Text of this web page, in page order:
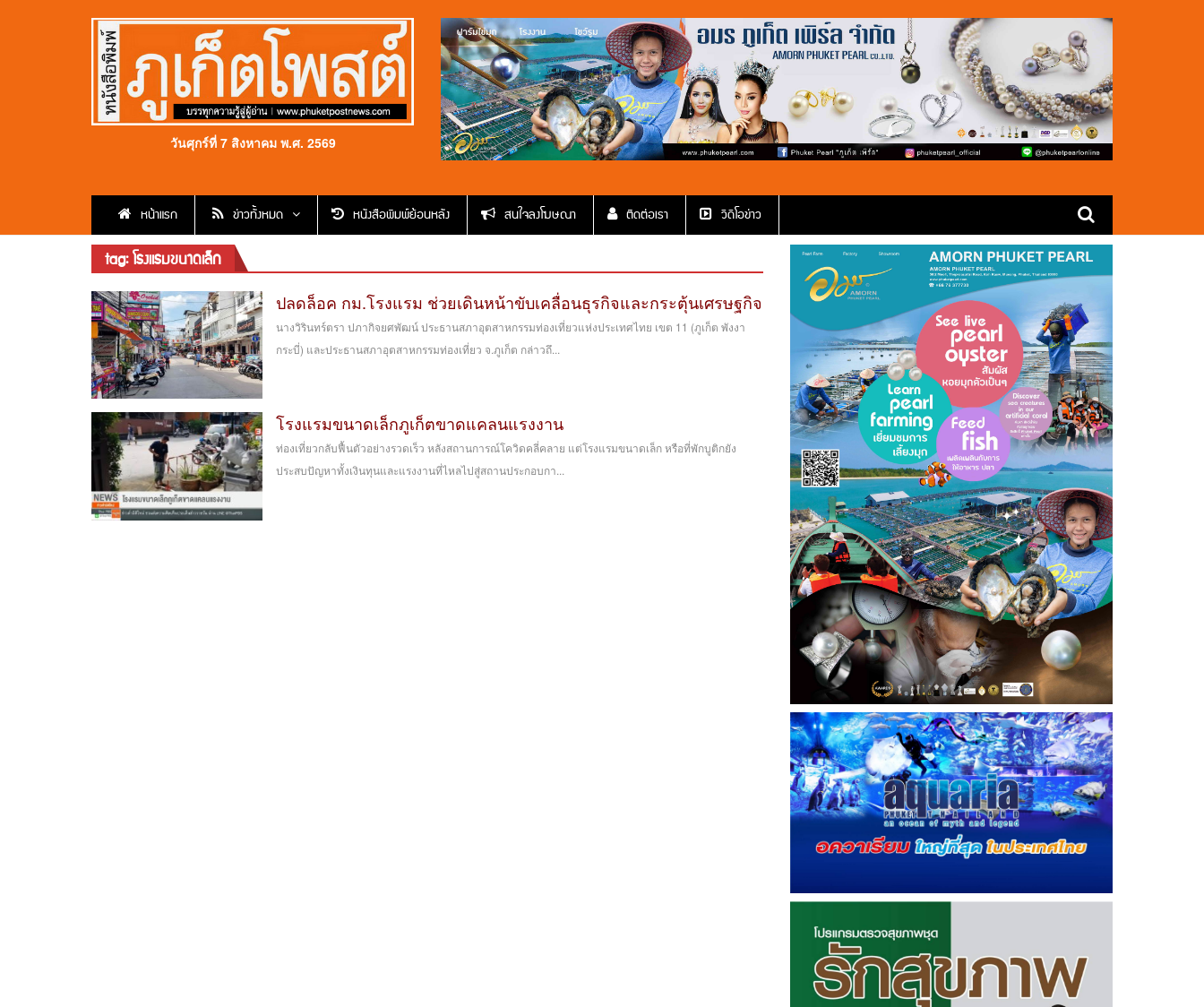
วันศุกร์ที่ 7 สิงหาคม พ.ศ. 2569
หน้าแรก ข่าวทั้งหมด หนังสือพิมพ์ย้อนหลัง สนใจลงโฆษณา ติดต่อเรา วีดีโอข่าว
tag: โรงแรมขนาดเล็ก
ปลดล็อค กม.โรงแรม ช่วยเดินหน้าขับเคลื่อนธุรกิจและกระตุ้นเศรษฐกิจ
นางวิรินทร์ตรา ปภากิจยศพัฒน์ ประธานสภาอุตสาหกรรมท่องเที่ยวแห่งประเทศไทย เขต 11 (ภูเก็ต พังงา
กระบี่) และประธานสภาอุตสาหกรรมท่องเที่ยว จ.ภูเก็ต กล่าวถึ...
โรงแรมขนาดเล็กภูเก็ตขาดแคลนแรงงาน
ท่องเที่ยวกลับฟื้นตัวอย่างรวดเร็ว หลังสถานการณ์โควิดคลี่คลาย แต่โรงแรมขนาดเล็ก หรือที่พักบูติกยัง
ประสบปัญหาทั้งเงินทุนและแรงงานที่ไหลไปสู่สถานประกอบกา...